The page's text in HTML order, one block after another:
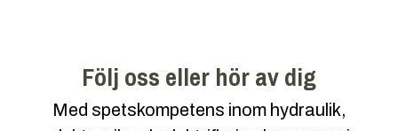
Följ oss eller hör av dig
Med spetskompetens inom hydraulik,